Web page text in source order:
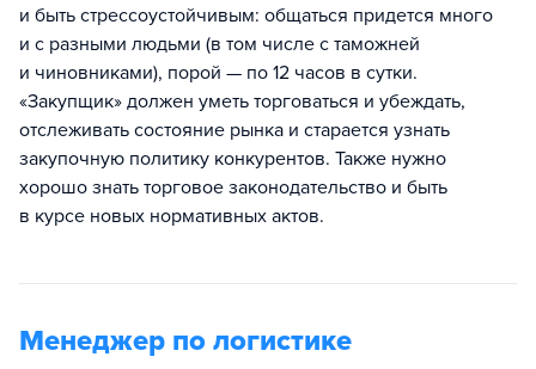
и быть стрессоустойчивым: общаться придется много
и с разными людьми (в том числе с таможней
и чиновниками), порой — по 12 часов в сутки.
«Закупщик» должен уметь торговаться и убеждать,
отслеживать состояние рынка и старается узнать
закупочную политику конкурентов. Также нужно
хорошо знать торговое законодательство и быть
в курсе новых нормативных актов.
Менеджер по логистике